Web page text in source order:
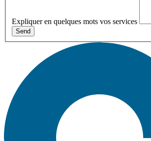
Expliquer en quelques mots vos services
Send